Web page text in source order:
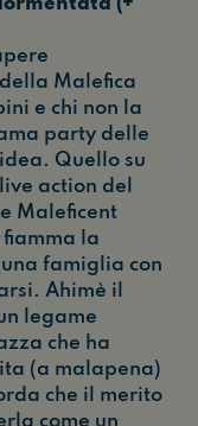
(+
Malefica
e chi non la
party delle
Quello su
action del
Maleficent
fiamma la
famiglia con
Ahimè il
legame
che ha
(a malapena)
che il merito